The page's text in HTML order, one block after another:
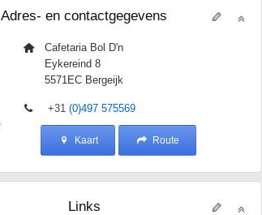
Adres- en contactgegevens
Cafetaria Bol D'n
Eykereind 8
5571EC Bergeijk
+31(0)497 575569
Kaart Route
Links